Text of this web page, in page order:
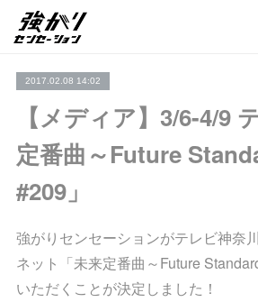
2017.02.08 14:02
【メディア】3/6-4/9
定番曲～Future
#209」
強がりセンセーションがテレビ神奈
ネット「未来定番曲～Future
いただくことが決定しました！